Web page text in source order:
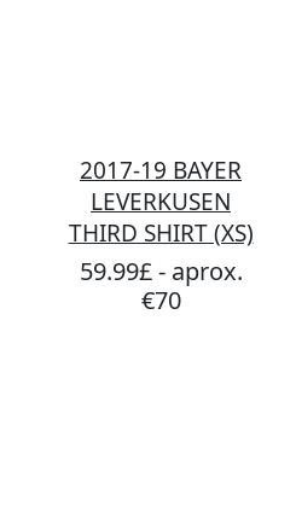
2017-19 BAYER
LEVERKUSEN
THIRD SHIRT (XS)
59.99£ - aprox.
€70